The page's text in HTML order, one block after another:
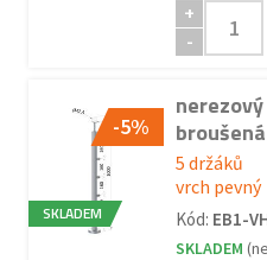
+
-
-5%
SKLADEM
5 držáků
vrch pevný
Kód: EB1-
SKLADEM